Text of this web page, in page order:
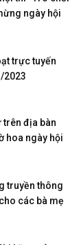
ngày hội
trực tuyến
2023
trên địa bàn
hoa ngày hội
khu dân cư
truyền thông
các bà mẹ